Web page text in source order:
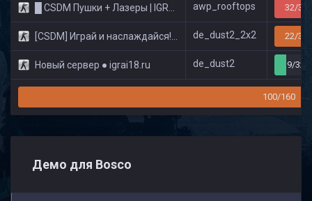
█ CSDM Пушки + Лазеры | IGRAI18.RU ツ █ awp_rooftops 32/32
[CSDM] Играй и наслаждайся! © Classic de_dust2_2x2 22/32
Новый сервер ● igrai18.ru de_dust2 9/32
100/160
Демо для Bosco